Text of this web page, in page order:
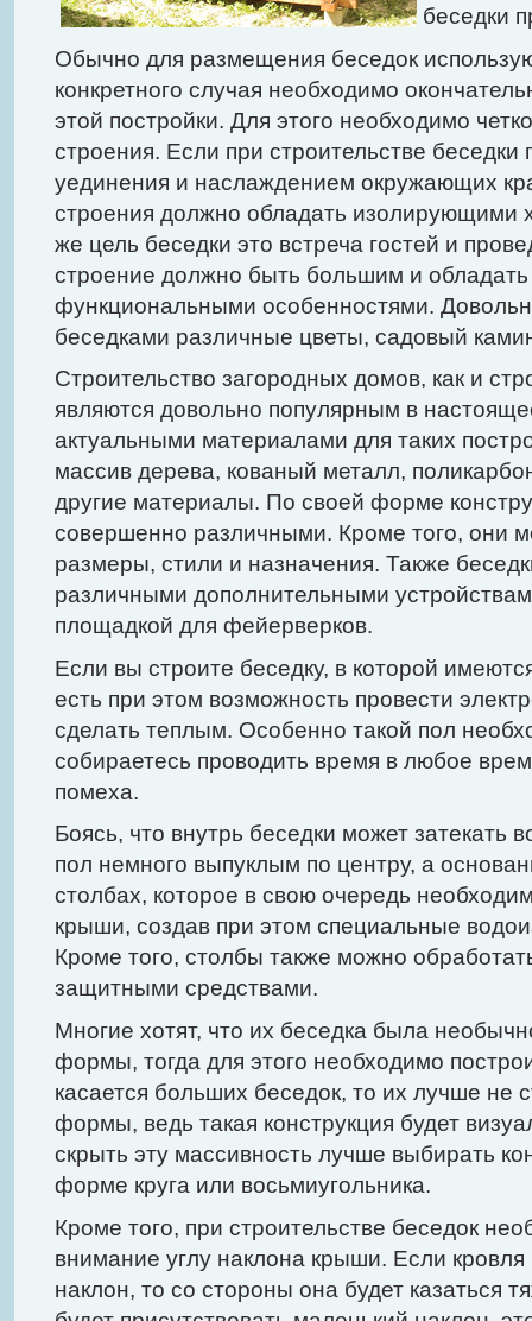
беседки
Обычно для размещения беседок
конкретного случая необходимо
этой постройки. Для этого необходимо
строения. Если при строительстве беседки
уединения и наслаждением окружающих
строения должно обладать изолирующими
же цель беседки это встреча гостей и
строение должно быть большим и
функциональными особенностями.
беседками различные цветы, садовый
Строительство загородных домов, как и
являются довольно популярным в
актуальными материалами для таких
массив дерева, кованый металл,
другие материалы. По своей форме
совершенно различными. Кроме того, они
размеры, стили и назначения. Также
различными дополнительными
площадкой для фейерверков.
Если вы строите беседку, в которой
есть при этом возможность провести
сделать теплым. Особенно такой пол
собираетесь проводить время в любое
помеха.
Боясь, что внутрь беседки может затекать
пол немного выпуклым по центру, а
столбах, которое в свою очередь
крыши, создав при этом специальные
Кроме того, столбы также можно
защитными средствами.
Многие хотят, что их беседка была
формы, тогда для этого необходимо
касается больших беседок, то их лучше не
формы, ведь такая конструкция будет
скрыть эту массивность лучше выбирать
форме круга или восьмиугольника.
Кроме того, при строительстве беседок
внимание углу наклона крыши. Если
наклон, то со стороны она будет казаться